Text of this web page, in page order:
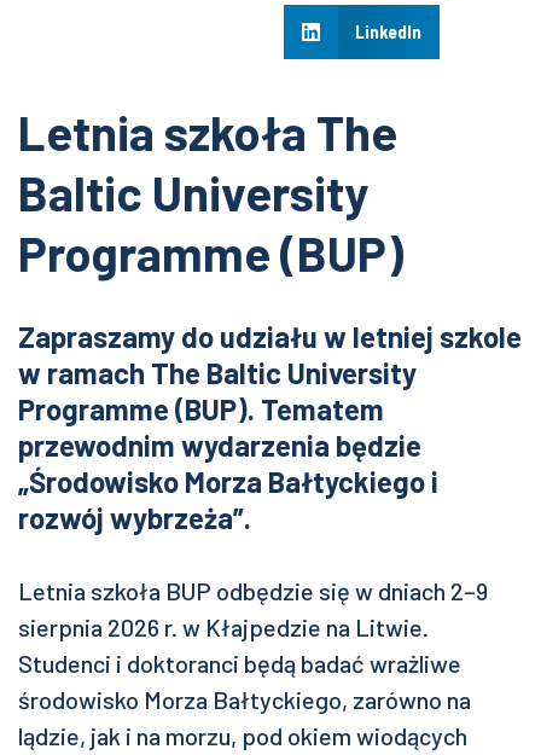
LinkedIn
Letnia szkoła The
Baltic University
Programme (BUP)
Zapraszamy do udziału w letniej szkole
w ramach The Baltic University
Programme (BUP). Tematem
przewodnim wydarzenia będzie
„Środowisko Morza Bałtyckiego i
rozwój wybrzeża”.
Letnia szkoła BUP odbędzie się w dniach 2–9
sierpnia 2026 r. w Kłajpedzie na Litwie.
Studenci i doktoranci będą badać wrażliwe
środowisko Morza Bałtyckiego, zarówno na
lądzie, jak i na morzu, pod okiem wiodących